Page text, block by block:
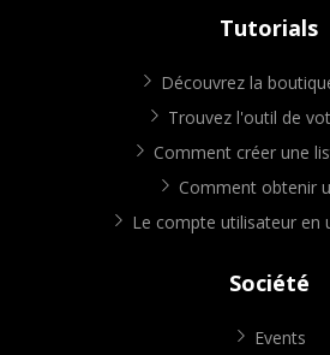
Tutorials
Découvrez la
Trouvez l'outil de
Comment créer une
Comment obtenir
Le compte utilisateur en
Société
Events